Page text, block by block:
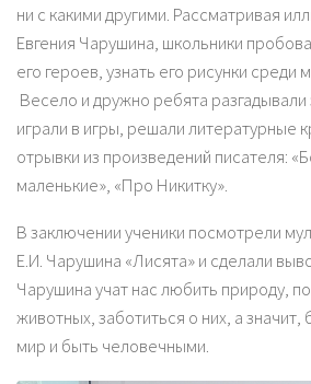
ни с какими другими. Рассматривая
Евгения Чарушина, школьники
его героев, узнать его рисунки среди
Весело и дружно ребята разгадывали
играли в игры, решали литературные
отрывки из произведений писателя:
маленькие», «Про Никитку».
В заключении ученики посмотрели
Е.И. Чарушина «Лисята» и сделали
Чарушина учат нас любить природу,
животных, заботиться о них, а
мир и быть человечными.